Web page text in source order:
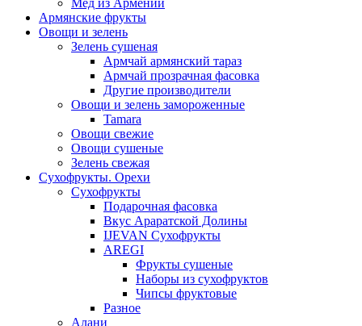
Мед из Армении
Армянские фрукты
Овощи и зелень
Зелень сушеная
Армчай армянский тараз
Армчай прозрачная фасовка
Другие производители
Овощи и зелень замороженные
Tamara
Овощи свежие
Овощи сушеные
Зелень свежая
Сухофрукты. Орехи
Сухофрукты
Подарочная фасовка
Вкус Араратской Долины
IJEVAN Сухофрукты
AREGI
Фрукты сушеные
Наборы из сухофруктов
Чипсы фруктовые
Разное
Алани